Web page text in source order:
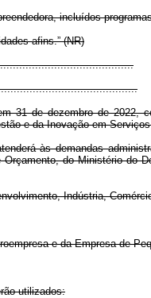
incluídos
afins.” (NR)
31 de dezembro de 2022,
e da Inovação em
às demandas
do Ministério do
Indústria,
e daEmpresa de
utilizados: